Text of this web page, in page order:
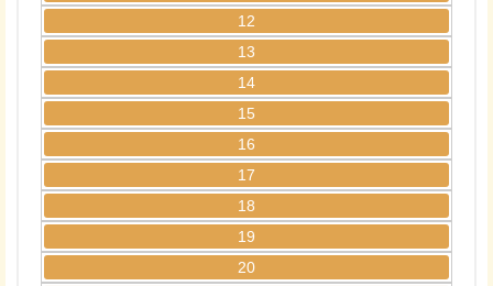
12
13
14
15
16
17
18
19
20